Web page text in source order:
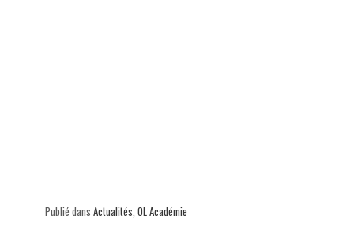
Publié dans Actualités, OL Académie